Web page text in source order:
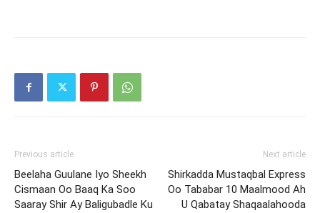
Previous article
Beelaha Guulane Iyo Sheekh
Cismaan Oo Baaq Ka Soo
Saaray Shir Ay Baligubadle Ku
Next article
Shirkadda Mustaqbal Express
Oo Tababar 10 Maalmood Ah
U Qabatay Shaqaalahooda